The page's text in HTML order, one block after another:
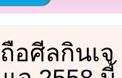
อศีลกินเ